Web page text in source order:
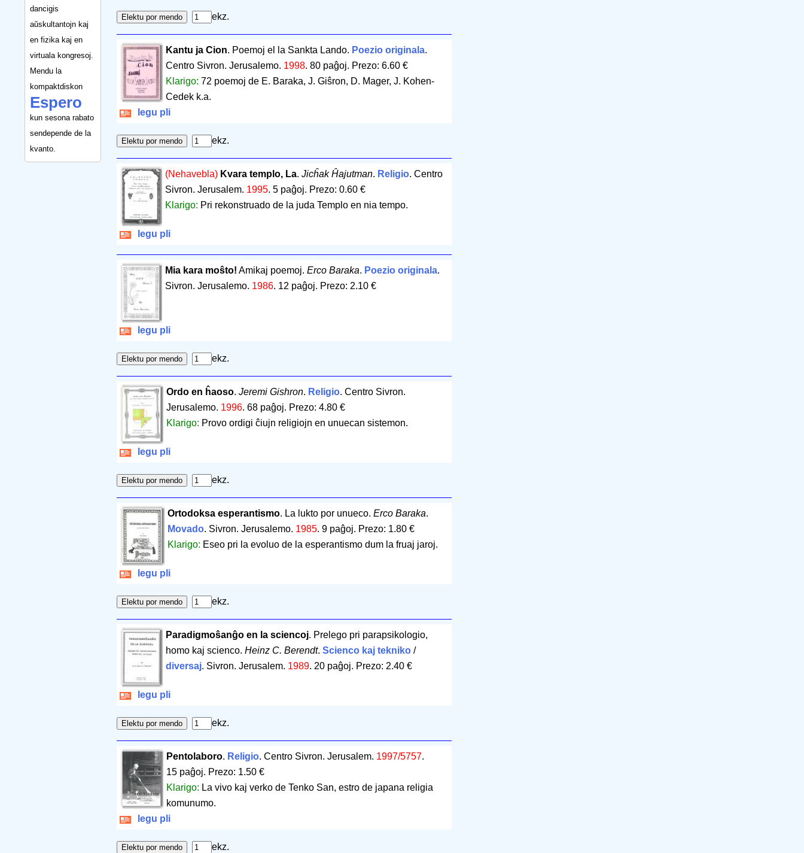
dancigis
aŭskultantojn kaj
en fizika kaj en
virtuala kongresoj.
Mendu la
kompaktdiskon
Espero
kun sesona rabato
sendepende de la
kvanto.
ekz.
Kantu ja Cion. Poemoj el la Sankta Lando. Poezio originala.
Centro Sivron. Jerusalemo. 1998. 80 paĝoj. Prezo: 6.60 €
Klarigo: 72 poemoj de E. Baraka, J. Giŝron, D. Mager, J. Kohen-
Cedek k.a.
legu pli
ekz.
(Nehavebla) Kvara templo, La. Jicĥak Ĥajutman. Religio. Centro
Sivron. Jerusalem. 1995. 5 paĝoj. Prezo: 0.60 €
Klarigo: Pri rekonstruado de la juda Templo en nia tempo.
legu pli
Mia kara moŝto! Amikaj poemoj. Erco Baraka. Poezio originala.
Sivron. Jerusalemo. 1986. 12 paĝoj. Prezo: 2.10 €
legu pli
ekz.
Ordo en ĥaoso. Jeremi Gishron. Religio. Centro Sivron.
Jerusalemo. 1996. 68 paĝoj. Prezo: 4.80 €
Klarigo: Provo ordigi ĉiujn religiojn en unuecan sistemon.
legu pli
ekz.
Ortodoksa esperantismo. La lukto por unueco. Erco Baraka.
Movado. Sivron. Jerusalemo. 1985. 9 paĝoj. Prezo: 1.80 €
Klarigo: Eseo pri la evoluo de la esperantismo dum la fruaj jaroj.
legu pli
ekz.
Paradigmoŝanĝo en la sciencoj. Prelego pri parapsikologio,
homo kaj scienco. Heinz C. Berendt. Scienco kaj tekniko/
diversaj. Sivron. Jerusalem. 1989. 20 paĝoj. Prezo: 2.40 €
legu pli
ekz.
Pentolaboro. Religio. Centro Sivron. Jerusalem. 1997/5757.
15 paĝoj. Prezo: 1.50 €
Klarigo: La vivo kaj verko de Tenko San, estro de japana religia
komunumo.
legu pli
ekz.